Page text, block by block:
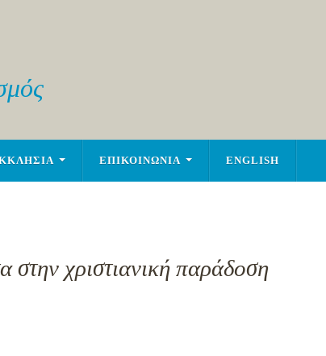
ΕΠΙΚΟΙΝΩΝΙΑ ENGLISH
στην χριστιανική παράδοση